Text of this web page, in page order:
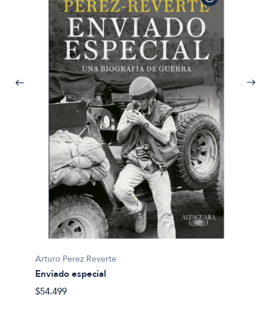
Arturo Perez Reverte
Enviado especial
$54.499